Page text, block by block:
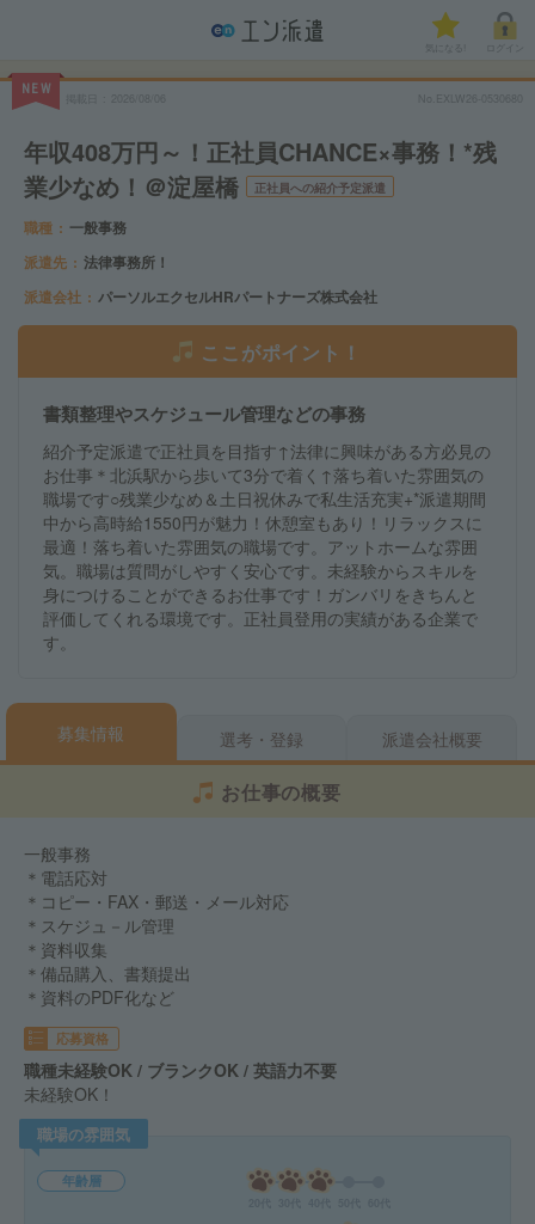
気になる!
NEW
No.EXLW26-0530680
年収408万円～！正社員CHANCE×事務！*残
業少なめ！＠淀屋橋
正社員への紹介予定派遣
職種
一般事務
派遣先
法律事務所！
派遣会社
パーソルエクセルHRパートナーズ株式会社
ここがポイント！
書類整理やスケジュール管理などの事務
紹介予定派遣で正社員を目指す↑法律に興味がある方必見の
お仕事＊北浜駅から歩いて3分で着く↑落ち着いた雰囲気の
職場です○残業少なめ＆土日祝休みで私生活充実+*派遣期間
中から高時給1550円が魅力！休憩室もあり！リラックスに
最適！落ち着いた雰囲気の職場です。アットホームな雰囲
気。職場は質問がしやすく安心です。未経験からスキルを
身につけることができるお仕事です！ガンバリをきちんと
評価してくれる環境です。正社員登用の実績がある企業で
す。
募集情報 選考・登録 派遣会社概要
お仕事の概要
一般事務
＊電話応対
＊コピー・FAX・郵送・メール対応
＊スケジュ－ル管理
＊資料収集
＊備品購入、書類提出
＊資料のPDF化など
応募資格
職種未経験OK / ブランクOK / 英語力不要
未経験OK！
職場の雰囲気
年齢層